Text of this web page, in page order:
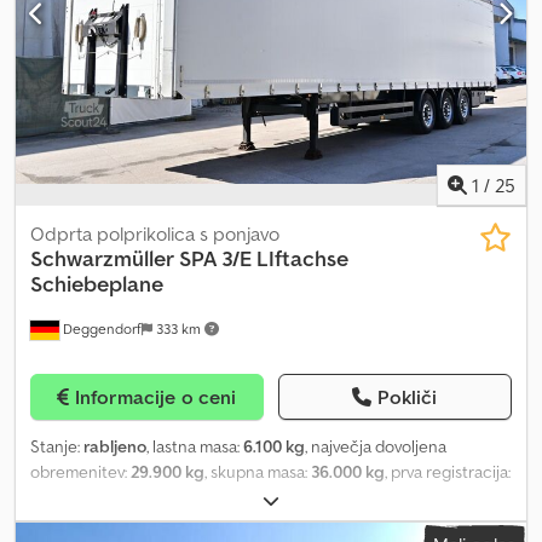
stebriček desno, Dcjdpfxezqgpke Aggsk * Vstavna letvica
(lesena): 24, * Depot stebričkov: levo VIN: WKESD00000896539
Dimenzija pnevmatik: 385-65 R22,5 Notranja dolžina: 13,62 m Širina:
2,55 m Notranja širina: 2,48 m Višina: 4,01 m Notranja višina: 2,72 m
1 / 25
Deggendorf 333 km
Odprta polprikolica s ponjavo
Schwarzmüller SPA 3/E LIftachse
Schiebeplane
Informacije o ceni Pokliči
Stanje: rabljeno, lastna masa:6.100 kg, največja dovoljena
obremenitev:29.900 kg, skupna masa: 36.000 kg, prva registracija:
bela
prenosa:drugo, voznikova kabina:dnevna kabina, emisijski